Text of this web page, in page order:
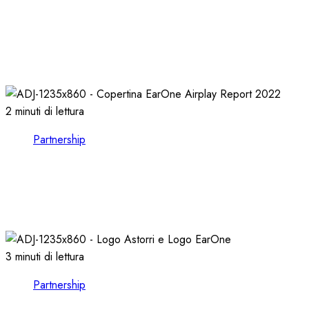
2 minuti di lettura
Partnership
3 minuti di lettura
Partnership